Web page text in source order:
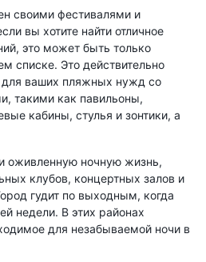
своими фестивалями и
вы хотите найти отличное
это может быть только
списке. Это действительно
для ваших пляжных нужд со
такими как павильоны,
кабины, стулья и зонтики, а
оживленную ночную жизнь,
клубов, концертных залов и
гудит по выходным, когда
недели. В этих районах
для незабываемой ночи в